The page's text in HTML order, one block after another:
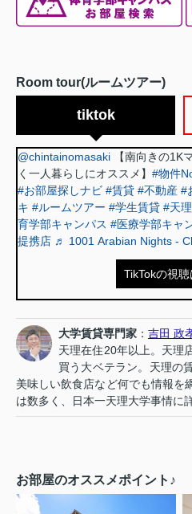
Room tour(ルームツアー)
tiktok
@chintainomasaki 【南向きの1K
く一人暮らしにオススメ】 #物件
#お部屋探しナビ #賃貸 #不動産 #
キ #ルームツアー #学生賃貸 #天
育学部キャンパス #医療学部キャ
提携店 ♬ 1001 Arabian Nights -
TikTokの視
大学賃貸専門家 ：吉田 政
天理在住20年以上。天理
買う大ベテラン。天理の
美味しい飲食店など何でも情報を
は数多く、日本一天理大学事情に
お部屋のオススメポイント♪